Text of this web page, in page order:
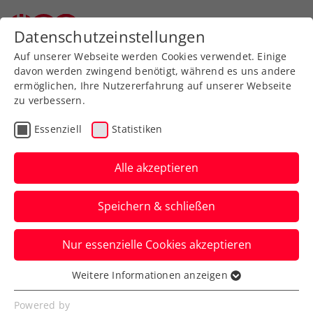
Zurück zur Newsübersicht
ATP
Erste Bank Open: Miedler
verpasst historische 3.
Wien-Doppelkrone
Das ÖTV-Ass muss sich beim ATP-
Heimspiel nach einer Topwoche mit
Francisco Cabral im Endspiel beugen.
Verfasst von: Manuel Wachta, 26.10.2025
Datenschutzeinstellungen
Auf unserer Webseite werden Cookies verwendet. Einige
davon werden zwingend benötigt, während es uns andere
ermöglichen, Ihre Nutzererfahrung auf unserer Webseite
zu verbessern.
Essenziell Statistiken
Alle akzeptieren
Speichern & schließen
Nur essenzielle Cookies akzeptieren
Essenziell
Essenzielle Cookies werden für grundlegende
Weitere Informationen anzeigen
Powered by